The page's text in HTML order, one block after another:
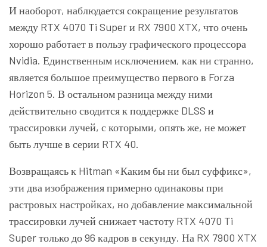
И наоборот, наблюдается сокращение результатов
между RTX 4070 Ti Super и RX 7900 XTX, что очень
хорошо работает в пользу графического процессора
Nvidia. Единственным исключением, как ни странно,
является большое преимущество первого в Forza
Horizon 5. В остальном разница между ними
действительно сводится к поддержке DLSS и
трассировки лучей, с которыми, опять же, не может
быть лучше в серии RTX 40.
Возвращаясь к Hitman «Каким бы ни был суффикс»,
эти два изображения примерно одинаковы при
растровых настройках, но добавление максимальной
трассировки лучей снижает частоту RTX 4070 Ti
Super только до 96 кадров в секунду. На RX 7900 XTX